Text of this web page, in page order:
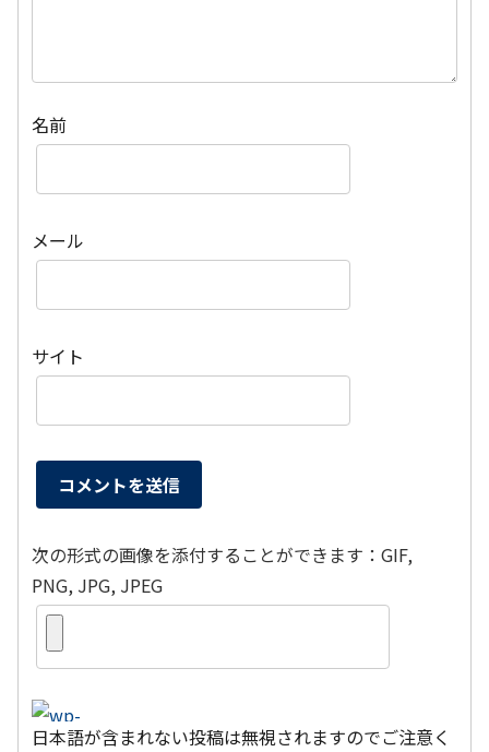
名前
メール
サイト
次の形式の画像を添付することができます：GIF,
PNG, JPG, JPEG
日本語が含まれない投稿は無視されますのでご注意く